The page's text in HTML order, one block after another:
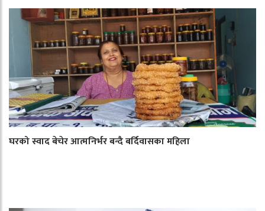
घरको स्वाद बेचेर आत्मनिर्भर बन्दै बर्दिवासका महिला